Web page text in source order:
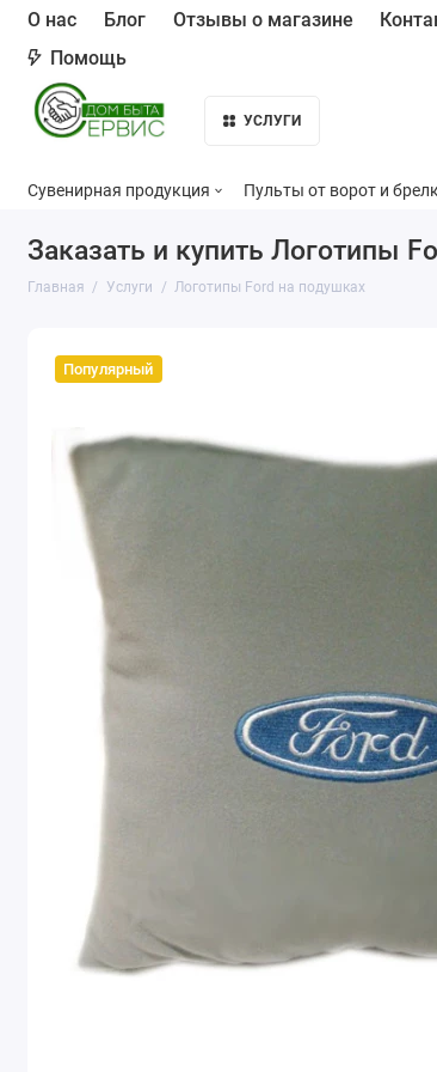
О нас Блог Отзывы о магазине
Помощь
УСЛУГИ
Сувенирная продукция Пульты от ворот и
Заказать и купить Логотипы
Главная Услуги Логотипы Ford на подушках
Популярный